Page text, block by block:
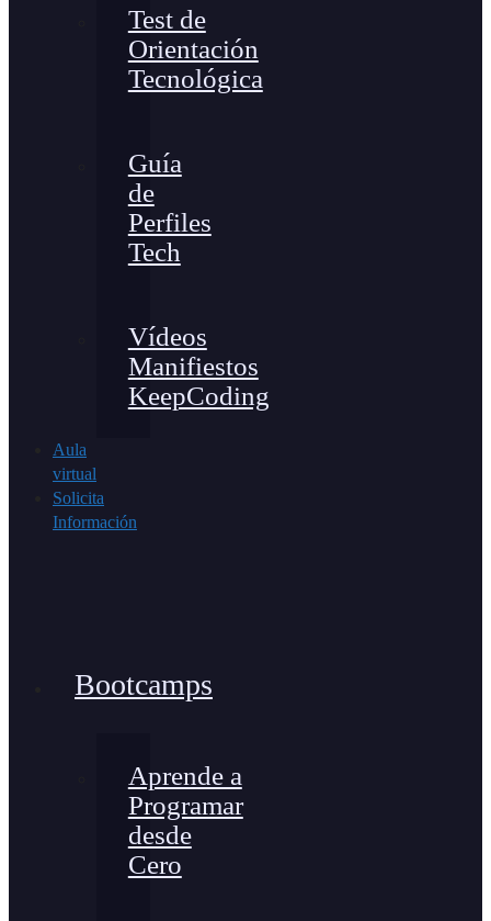
Test de
Orientación
Tecnológica
Guía
de
Perfiles
Tech
Vídeos
Manifiestos
KeepCoding
Aula
virtual
Solicita
Información
Bootcamps
Aprende a
Programar
desde
Cero